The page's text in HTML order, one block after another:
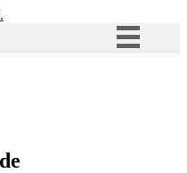
Acesso à informação